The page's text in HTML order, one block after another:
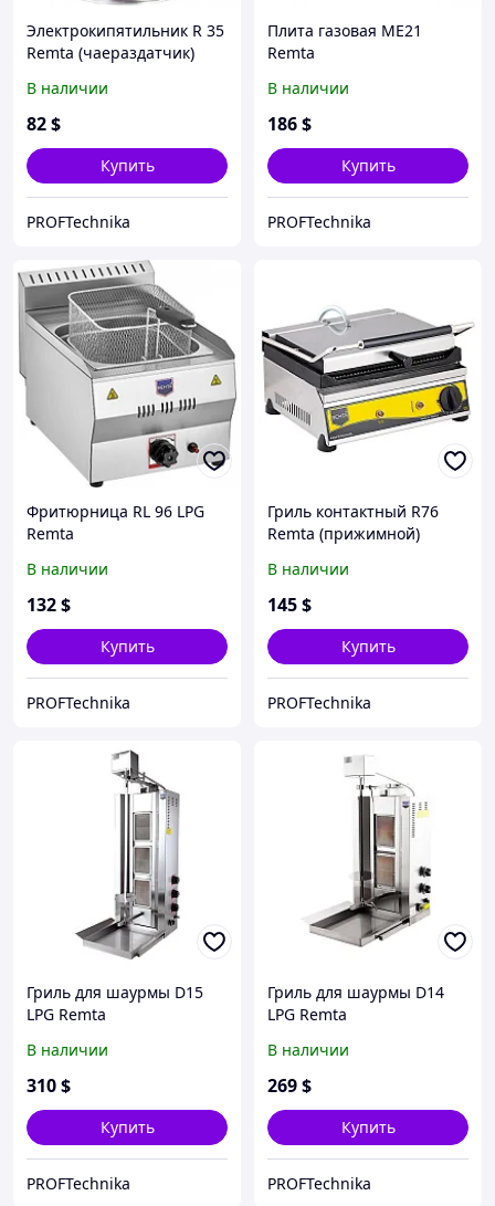
Электрокипятильник R 35
Remta (чаераздатчик)
В наличии
82$
Купить
PROFTechnika
Плита газовая ME21
Remta
В наличии
186$
Купить
PROFTechnika
Фритюрница RL 96 LPG
Remta
В наличии
132$
Купить
PROFTechnika
Гриль контактный R76
Remta (прижимной)
В наличии
145$
Купить
PROFTechnika
Гриль для шаурмы D15
LPG Remta
В наличии
310$
Купить
PROFTechnika
Гриль для шаурмы D14
LPG Remta
В наличии
269$
Купить
PROFTechnika